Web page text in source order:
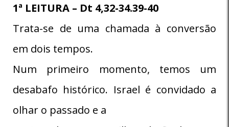
1ª LEITURA – Dt 4,32-34.39-40
Trata-se de uma chamada à conversão
em dois tempos.
Num primeiro momento, temos um
desabafo histórico. Israel é convidado a
olhar o passado e a